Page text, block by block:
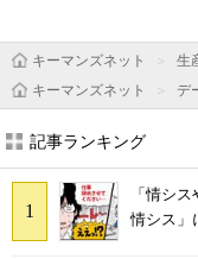
キーマンズネット 生
キーマンズネット
デ
記事ランキング
「情シ
情シス」